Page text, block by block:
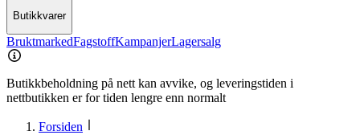
Butikkvarer
BruktmarkedFagstoffKampanjerLagersalg
Butikkbeholdning på nett kan avvike, og leveringstiden i
nettbutikken er for tiden lengre enn normalt
Forsiden